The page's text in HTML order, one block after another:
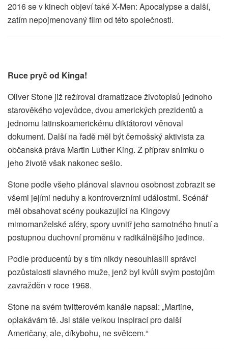
2016 se v kinech objeví také X-Men: Apocalypse a další,
zatím nepojmenovaný film od této společnosti.
Ruce pryč od Kinga!
Oliver Stone již režíroval dramatizace životopisů jednoho
starověkého vojevůdce, dvou amerických prezidentů a
jednomu latinskoamerickému diktátorovi věnoval
dokument. Další na řadě měl být černošský aktivista za
občanská práva Martin Luther King. Z příprav snímku o
jeho životě však nakonec sešlo.
Stone podle všeho plánoval slavnou osobnost zobrazit se
všemi jejími neduhy a kontroverzními událostmi. Scénář
měl obsahovat scény poukazující na Kingovy
mimomanželské aféry, spory uvnitř jeho samotného hnutí a
postupnou duchovní proměnu v radikálnějšího jedince.
Podle producentů by s tím nikdy nesouhlasili správci
pozůstalosti slavného muže, jenž byl kvůli svým postojům
zavražděn v roce 1968.
Stone na svém twitterovém kanále napsal: „Martine,
oplakávám tě. Jsi stále velkou inspirací pro další
Američany, ale, díkybohu, ne světcem.“